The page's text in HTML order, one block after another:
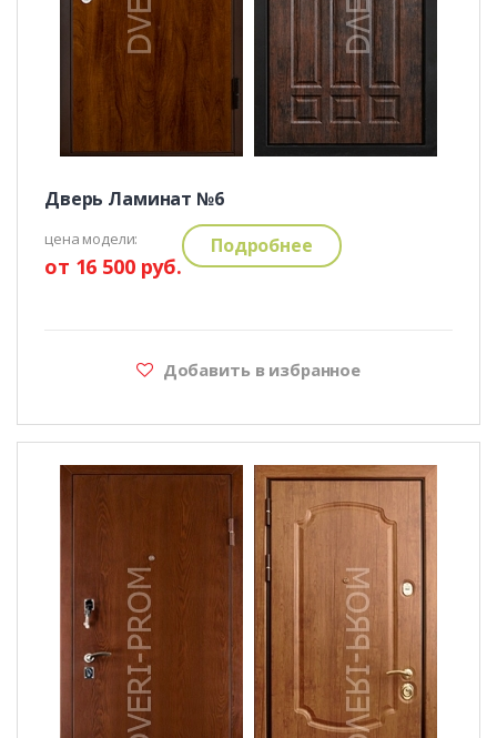
Дверь Ламинат №6
цена модели:
от 16 500 руб.
Подробнее
Добавить в избранное